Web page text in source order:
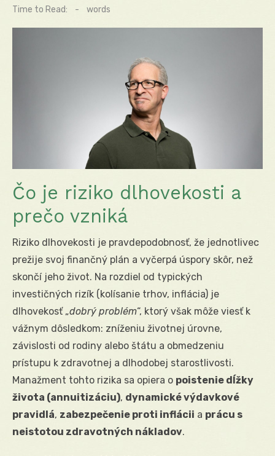
on
Time to Read:
- words
Čo je riziko dlhovekosti a
prečo vzniká
Riziko dlhovekosti je pravdepodobnosť, že jednotlivec
prežije svoj finančný plán a vyčerpá úspory skôr, než
skončí jeho život. Na rozdiel od typických
investičných rizík (kolísanie trhov, inflácia) je
dlhovekosť „dobrý problém“, ktorý však môže viesť k
vážnym dôsledkom: zníženiu životnej úrovne,
závislosti od rodiny alebo štátu a obmedzeniu
prístupu k zdravotnej a dlhodobej starostlivosti.
Manažment tohto rizika sa opiera o poistenie dĺžky
života (annuitizáciu), dynamické výdavkové
pravidlá, zabezpečenie proti inflácii a prácu s
neistotou zdravotných nákladov.